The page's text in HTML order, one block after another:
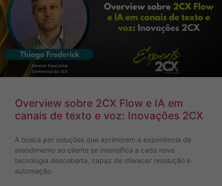
Overview sobre 2CX Flow e IA em
canais de texto e voz: Inovações 2CX
A busca por soluções que aprimorem a experiência de
atendimento ao cliente se intensifica a cada nova
tecnologia descoberta, capaz de oferecer resolução e
automação.